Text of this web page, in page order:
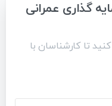
گذاری عمرانی
تا کارشناسان با